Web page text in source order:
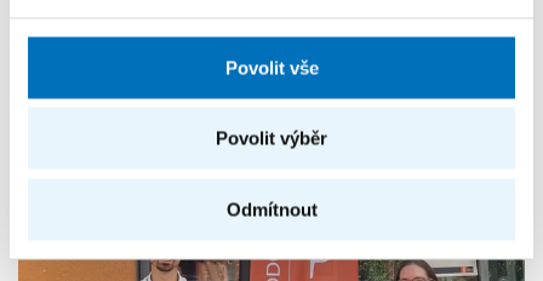
Povolit vše
Povolit výběr
Odmítnout
Výzkum z FIT ČVUT obstál mezi
světovou špičkou na konferenci ICAPS